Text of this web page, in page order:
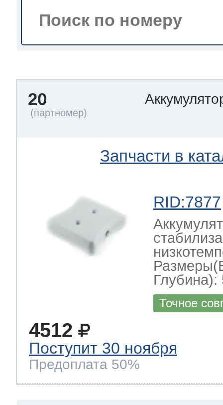
по уходу
20
Запчасти в
RID:7877
Глубина):
Точное
4512
Поступит 30 ноября
Предоплата 50%